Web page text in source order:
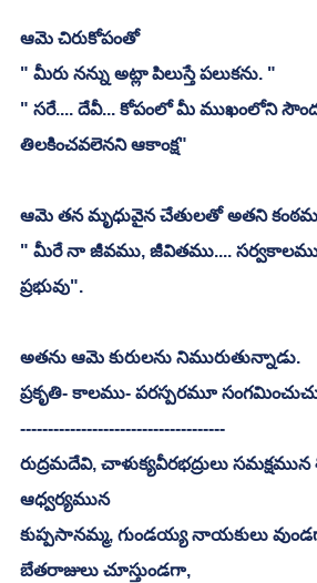
ఆమె చిరుకోపంతో
" మీరు నన్ను అట్లా పిలుస్తే పలుకను. "
" సరే.... దేవీ... కోపంలో మీ ముఖంలోని
తిలకించవలెనని ఆకాంక్ష"
ఆమె తన మృధువైన చేతులతో అతని
" మీరే నా జీవము, జీవితము....
ప్రభువు".
అతను ఆమె కురులను నిమురుతున్నాడు.
ప్రకృతి- కాలము- పరస్పరమూ
-------------------------------------
రుద్రమదేవి, చాళుక్యవీరభద్రులు
ఆధ్వర్యమున
కుప్పసానమ్మ, గుండయ్య నాయకులు
బేతరాజులు చూస్తుండగా,